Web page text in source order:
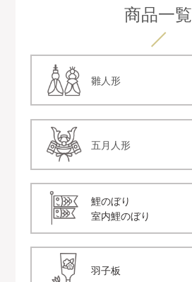
商品一覧
雛人形
五月人形
鯉のぼり
室内鯉のぼり
羽子板